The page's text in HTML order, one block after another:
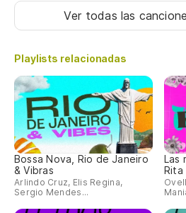
Ver todas las
Playlists relacionadas
Bossa Nova, Rio de Janeiro
& Vibras
Arlindo Cruz, Elis Regina,
Sergio Mendes...
Las
Rita